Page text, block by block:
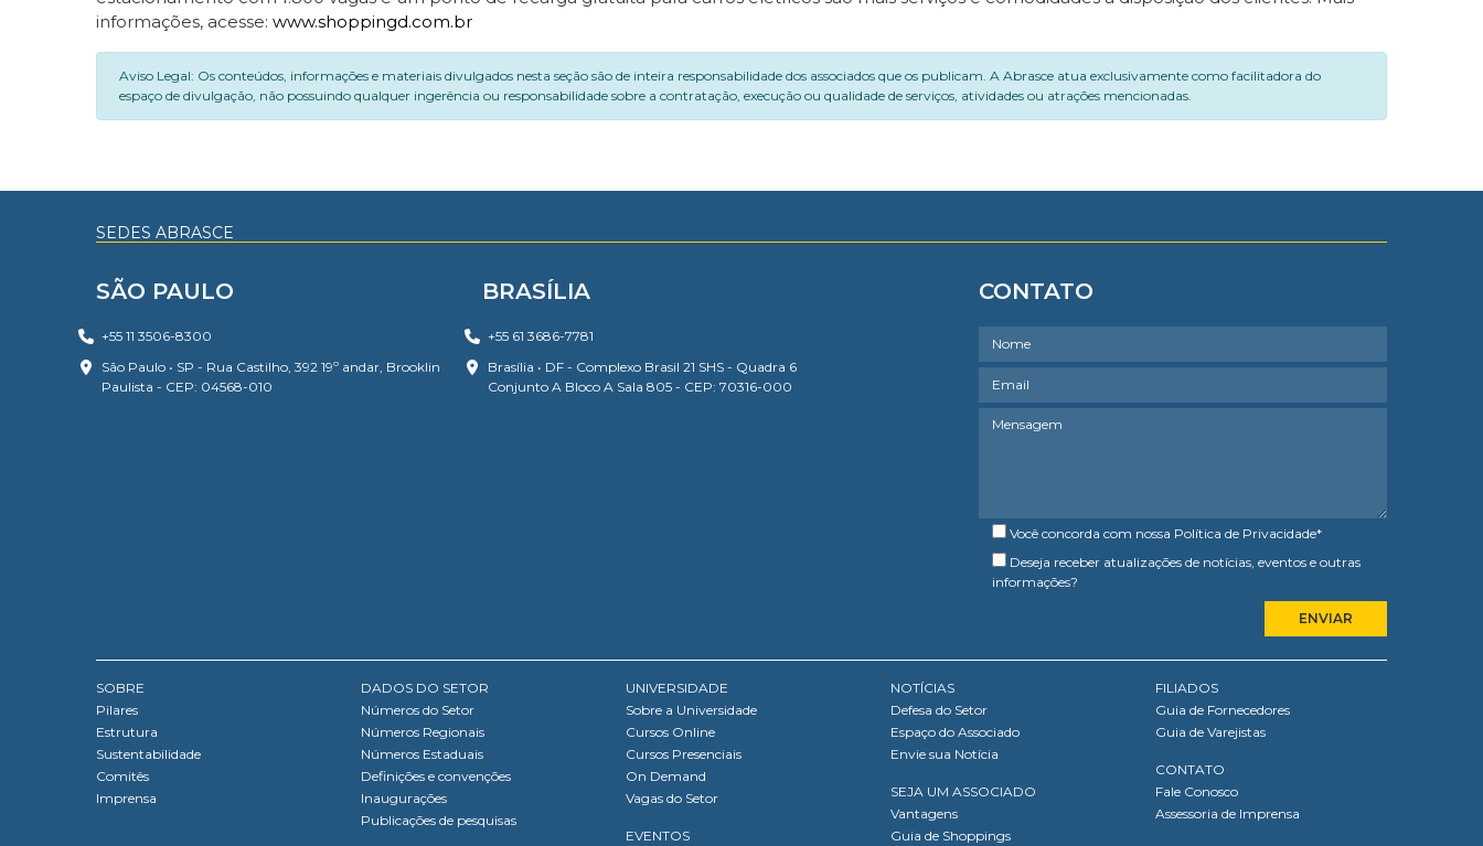
informações, acesse: www.shoppingd.com.br
Aviso Legal: Os conteúdos, informações e materiais divulgados nesta seção são de inteira responsabilidade dos associados que os publicam. A Abrasce atua exclusivamente como facilitadora do
espaço de divulgação, não possuindo qualquer ingerência ou responsabilidade sobre a contratação, execução ou qualidade de serviços, atividades ou atrações mencionadas.
SEDES ABRASCE
SÃO PAULO
+55 11 3506-8300
São Paulo • SP - Rua Castilho, 392 19º andar, Brooklin
Paulista - CEP: 04568-010
BRASÍLIA
+55 61 3686-7781
Brasília • DF - Complexo Brasil 21 SHS - Quadra 6
Conjunto A Bloco A Sala 805 - CEP: 70316-000
CONTATO
Você concorda com nossa Política de Privacidade*
Deseja receber atualizações de notícias, eventos e outras
informações?
SOBRE
Pilares
Estrutura
Sustentabilidade
Comitês
Imprensa
DADOS DO SETOR
Números do Setor
Números Regionais
Números Estaduais
Definições e convenções
Inaugurações
Publicações de pesquisas
UNIVERSIDADE
Sobre a Universidade
Cursos Online
Cursos Presenciais
On Demand
Vagas do Setor
EVENTOS
NOTÍCIAS
Defesa do Setor
Espaço do Associado
Envie sua Notícia
SEJA UM ASSOCIADO
Vantagens
Guia de Shoppings
FILIADOS
Guia de Fornecedores
Guia de Varejistas
CONTATO
Fale Conosco
Assessoria de Imprensa